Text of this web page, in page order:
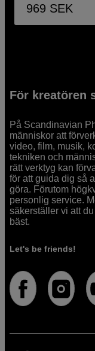
969 SEK
För kreatören
På Scandinavian
människor att
video, film, musik,
tekniken och
rätt verktyg kan
för att guida dig så
göra. Förutom
personlig service.
säkerställer vi att
bäst.
Let's be friends!